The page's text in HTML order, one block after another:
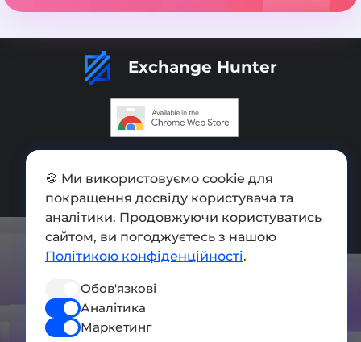
Exchange Hunter
Мапа сайту
Press kit
Умови використання
СОЦ. МЕРЕЖІ
🍪 Ми використовуємо cookie для
покращення досвіду користувача та
аналітики. Продовжуючи користуватись
сайтом, ви погоджуєтесь з нашою
Політикою конфіденційності.
Обов'язкові
Аналітика
Маркетинг